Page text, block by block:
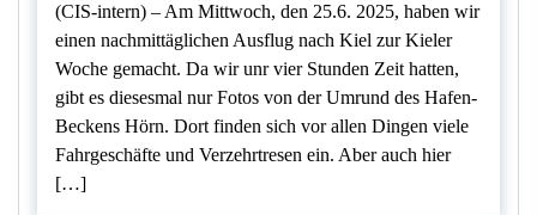
(CIS-intern) – Am Mittwoch, den 25.6. 2025, haben wir
einen nachmittäglichen Ausflug nach Kiel zur Kieler
Woche gemacht. Da wir unr vier Stunden Zeit hatten,
gibt es diesesmal nur Fotos von der Umrund des Hafen-
Beckens Hörn. Dort finden sich vor allen Dingen viele
Fahrgeschäfte und Verzehrtresen ein. Aber auch hier
[…]